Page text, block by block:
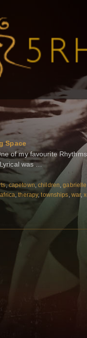
Space
of my favourite
was …
,capetown,children,
,therapy,townships, war,